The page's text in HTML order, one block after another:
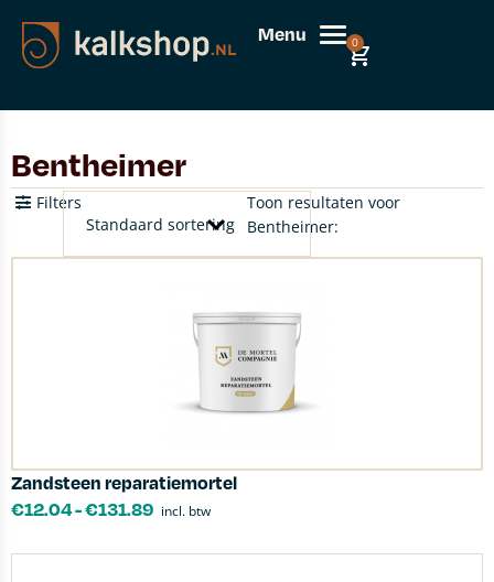
Menu 0
Bentheimer
Toon resultaten voor
Bentheimer:
Filters
Zandsteen reparatiemortel
€12.04-€131.89 incl. btw